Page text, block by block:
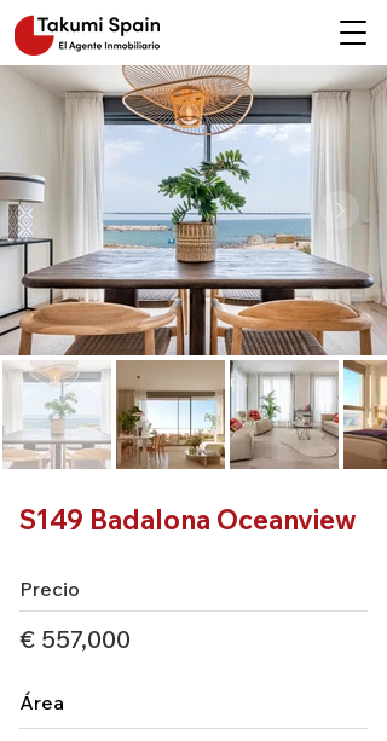
S149 Badalona Oceanview
Precio
€ 557,000
Área